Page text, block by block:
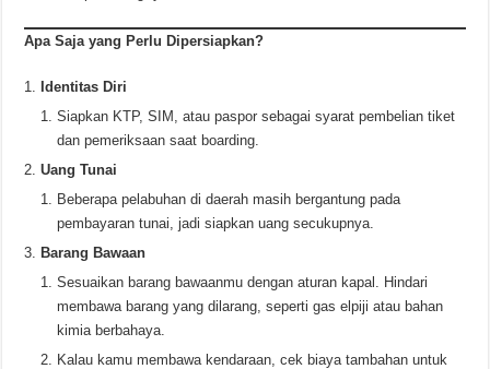
Apa Saja yang Perlu Dipersiapkan?
Identitas Diri
Siapkan KTP, SIM, atau paspor sebagai syarat pembelian tiket
dan pemeriksaan saat boarding.
Uang Tunai
Beberapa pelabuhan di daerah masih bergantung pada
pembayaran tunai, jadi siapkan uang secukupnya.
Barang Bawaan
Sesuaikan barang bawaanmu dengan aturan kapal. Hindari
membawa barang yang dilarang, seperti gas elpiji atau bahan
kimia berbahaya.
Kalau kamu membawa kendaraan, cek biaya tambahan untuk